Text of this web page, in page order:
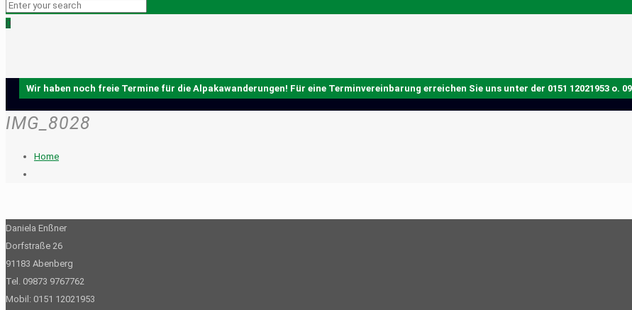
0
IMG_8028
Home
Daniela Enßner
Dorfstraße 26
91183 Abenberg
Tel. 09873 9767762
Mobil: 0151 12021953